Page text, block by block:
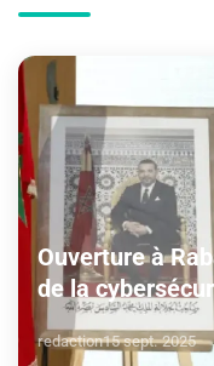
Ouverture à
de la
redaction15 sept. 2025